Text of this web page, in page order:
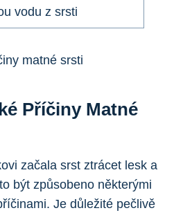
vodu z srsti
Příčiny ‌matné
začala srst ztrácet lesk a
být způsobeno některými
Je důležité pečlivě